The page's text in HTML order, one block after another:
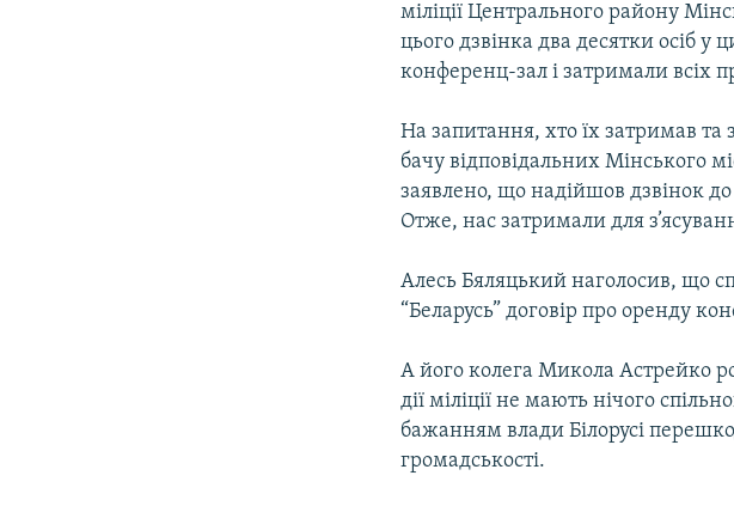
міліції Центрального району
цього дзвінка два десятки осіб у
конференц-зал і затримали всіх
На запитання, хто їх затримав та
бачу відповідальних Мінського
заявлено, що надійшов дзвінок до
Отже, нас затримали для
Алесь Бяляцький наголосив, що
“Беларусь” договір про оренду
А його колега Микола Астрейко
дії міліції не мають нічого
бажанням влади Білорусі
громадськості.